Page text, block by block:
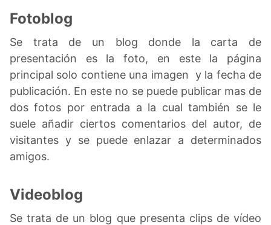
Fotoblog
Se trata de un blog donde la carta de
presentación es la foto, en este la página
principal solo contiene una imagen y la fecha de
publicación. En este no se puede publicar mas de
dos fotos por entrada a la cual también se le
suele añadir ciertos comentarios del autor, de
visitantes y se puede enlazar a determinados
amigos.
Videoblog
Se trata de un blog que presenta clips de vídeo